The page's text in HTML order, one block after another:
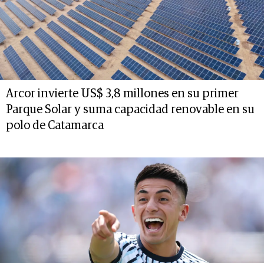
Arcor invierte US$ 3,8 millones en su primer
Parque Solar y suma capacidad renovable en su
polo de Catamarca